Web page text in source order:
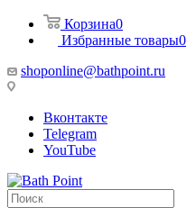
Корзина0
Избранные товары0
shoponline@bathpoint.ru
Вконтакте
Telegram
YouTube